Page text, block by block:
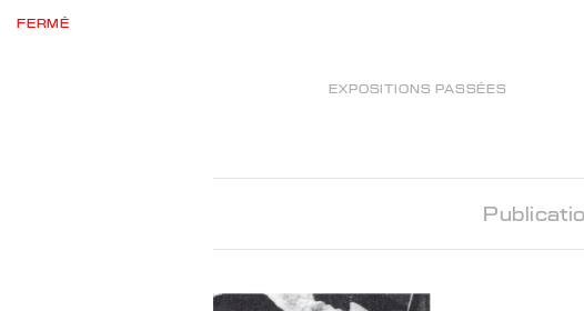
FERMÉ
EXPOSITIONS PASSÉES